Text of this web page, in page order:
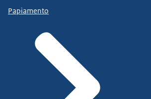
Papiamento